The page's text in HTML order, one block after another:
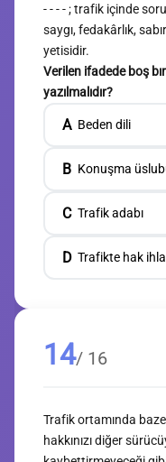
- - - - ; trafik içinde
saygı, fedakârlık,
yetisidir.
Verilen ifadede boş
yazılmalıdır?
A Beden dili
B Konuşma
C Trafik adabı
D Trafikte hak
14/ 16
Trafik ortamında
hakkınızı diğer